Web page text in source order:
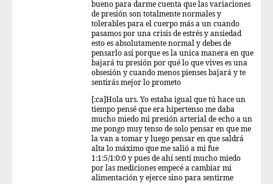
bueno para darme cuenta que las variaciones
de presión son totalmente normales y
tolerables para el cuerpo más a un cuando
pasamos por una crisis de estrés y ansiedad
esto es absolutamente normal y debes de
pensarlo así porque es la unica manera en que
bajará tu presión por qué lo que vives es una
obsesión y cuando menos pienses bajará y te
sentirás mejor lo prometo
[:ca]Hola urs. Yo estaba igual que tú hace un
tiempo pensé que era hipertenso me daba
mucho miedo mi presión arterial de echo a un
me pongo muy tenso de solo pensar en que me
la van a tomar y luego pensar en que saldrá
alta lo máximo que me salió a mi fue
1:1:5/1:0:0 y pues de ahí sentí mucho miedo
por las mediciones empecé a cambiar mi
alimentación y ejerce sino para sentirme